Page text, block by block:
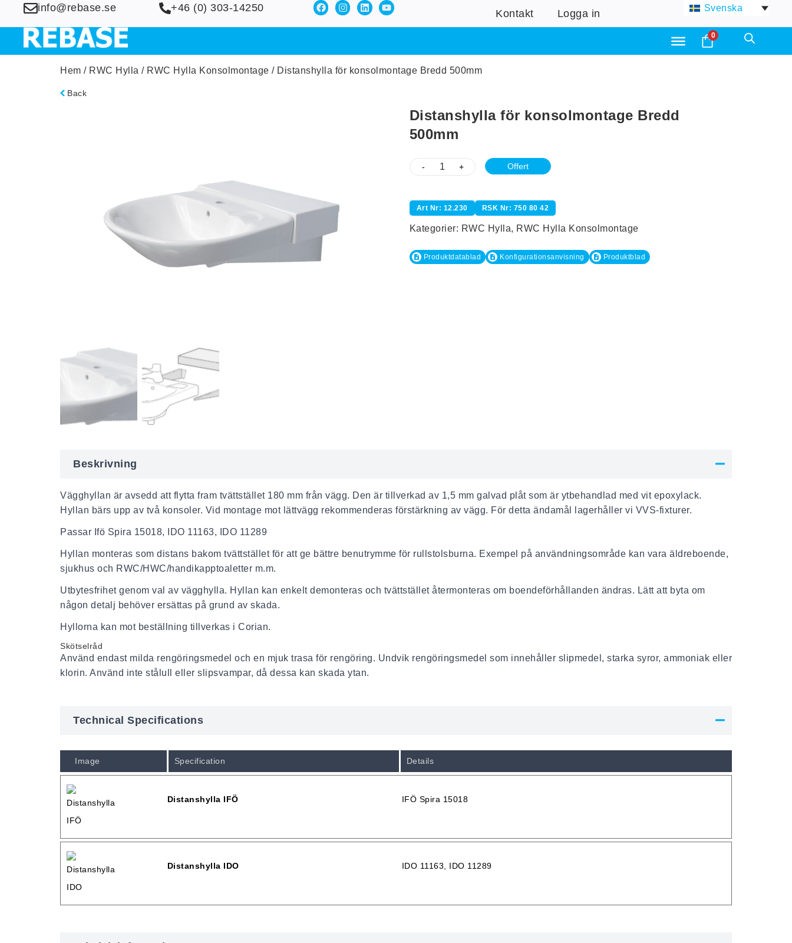
info@rebase.se +46 (0) 303-14250 Kontakt Logga in Svenska
0
Hem / RWC Hylla / RWC Hylla Konsolmontage / Distanshylla för konsolmontage Bredd 500mm
Back
Distanshylla för konsolmontage Bredd
500mm
- + Offert
Art Nr: 12.230 RSK Nr: 750 80 42
Kategorier: RWC Hylla, RWC Hylla Konsolmontage
Produktdatablad Konfigurationsanvisning Produktblad
Beskrivning
Vägghyllan är avsedd att flytta fram tvättstället 180 mm från vägg. Den är tillverkad av 1,5 mm galvad plåt som är ytbehandlad med vit epoxylack.
Hyllan bärs upp av två konsoler. Vid montage mot lättvägg rekommenderas förstärkning av vägg. För detta ändamål lagerhåller vi VVS-fixturer.
Passar Ifö Spira 15018, IDO 11163, IDO 11289
Hyllan monteras som distans bakom tvättstället för att ge bättre benutrymme för rullstolsburna. Exempel på användningsområde kan vara äldreboende,
sjukhus och RWC/HWC/handikapptoaletter m.m.
Utbytesfrihet genom val av vägghylla. Hyllan kan enkelt demonteras och tvättstället återmonteras om boendeförhållanden ändras. Lätt att byta om
någon detalj behöver ersättas på grund av skada.
Hyllorna kan mot beställning tillverkas i Corian.
Skötselråd
Använd endast milda rengöringsmedel och en mjuk trasa för rengöring. Undvik rengöringsmedel som innehåller slipmedel, starka syror, ammoniak eller
klorin. Använd inte stålull eller slipsvampar, då dessa kan skada ytan.
Technical Specifications
Image Specification Details
Distanshylla IFÖ IFÖ Spira 15018
Distanshylla IDO IDO 11163, IDO 11289